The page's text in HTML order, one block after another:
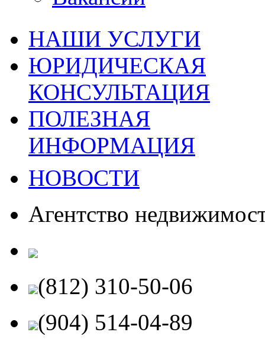
НАШИ УСЛУГИ
ЮРИДИЧЕСКАЯ
КОНСУЛЬТАЦИЯ
ПОЛЕЗНАЯ
ИНФОРМАЦИЯ
НОВОСТИ
Агентство
(812) 310-50-06
(904) 514-04-89